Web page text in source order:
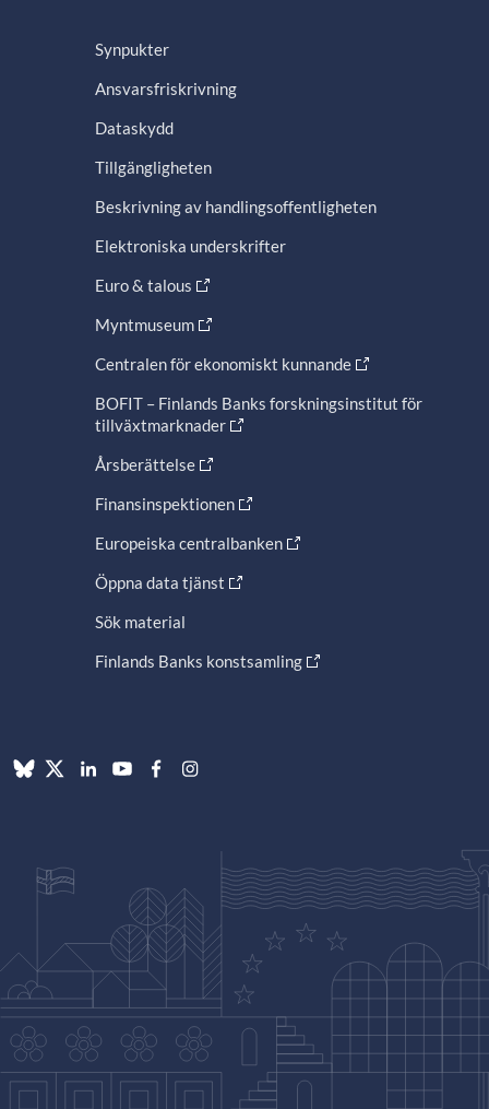
Synpukter
Ansvarsfriskrivning
Dataskydd
Tillgängligheten
Beskrivning av handlingsoffentligheten
Elektroniska underskrifter
Euro & talous
Myntmuseum
Centralen för ekonomiskt kunnande
BOFIT – Finlands Banks forskningsinstitut för
tillväxtmarknader
Årsberättelse
Finansinspektionen
Europeiska centralbanken
Öppna data tjänst
Sök material
Finlands Banks konstsamling